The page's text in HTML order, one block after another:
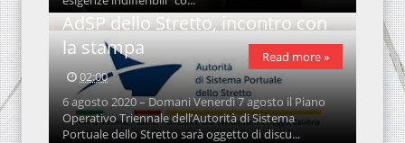
AdSP dello Stretto, incontro con
la stampa
02:00
6 agosto 2020 – Domani Venerdì 7 agosto il Piano
Operativo Triennale dell’Autorità di Sistema
Portuale dello Stretto sarà oggetto di discu...
Read more »